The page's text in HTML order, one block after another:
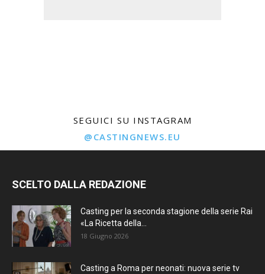
SEGUICI SU INSTAGRAM
@CASTINGNEWS.EU
SCELTO DALLA REDAZIONE
Casting per la seconda stagione della serie Rai
«La Ricetta della...
18 Giugno 2026
Casting a Roma per neonati: nuova serie tv